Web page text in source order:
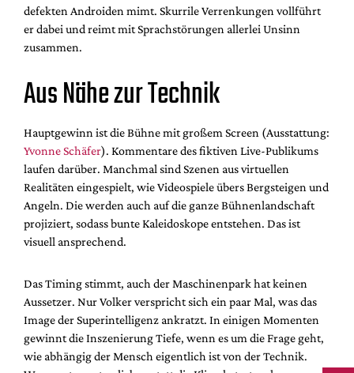
defekten Androiden mimt. Skurrile Verrenkungen vollführt
er dabei und reimt mit Sprachstörungen allerlei Unsinn
zusammen.
Aus Nähe zur Technik
Hauptgewinn ist die Bühne mit großem Screen (Ausstattung:
Yvonne Schäfer). Kommentare des fiktiven Live-Publikums
laufen darüber. Manchmal sind Szenen aus virtuellen
Realitäten eingespielt, wie Videospiele übers Bergsteigen und
Angeln. Die werden auch auf die ganze Bühnenlandschaft
projiziert, sodass bunte Kaleidoskope entstehen. Das ist
visuell ansprechend.
Das Timing stimmt, auch der Maschinenpark hat keinen
Aussetzer. Nur Volker verspricht sich ein paar Mal, was das
Image der Superintelligenz ankratzt. In einigen Momenten
gewinnt die Inszenierung Tiefe, wenn es um die Frage geht,
wie abhängig der Mensch eigentlich ist von der Technik.